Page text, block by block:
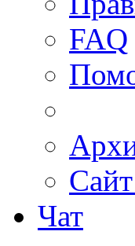
FAQ
Чат